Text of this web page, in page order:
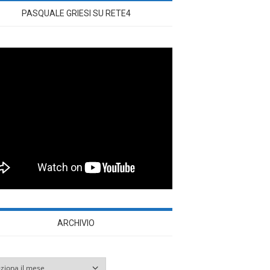
PASQUALE GRIESI SU RETE4
ARCHIVIO